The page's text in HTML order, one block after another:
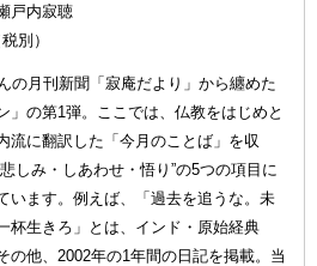
戸内寂聴
別）
の月刊新聞「寂庵だより」から纏めた
」の第1弾。ここでは、仏教をはじめと
流に翻訳した「今月のことば」を収
しみ・しあわせ・悟り”の5つの項目に
います。例えば、「過去を追うな。未
杯生きろ」とは、インド・原始経典
の他、2002年の1年間の日記を掲載。当